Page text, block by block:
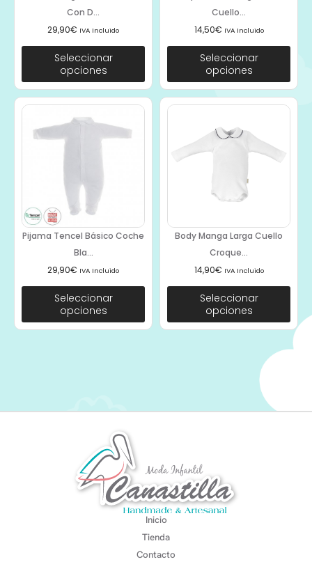
Con D...
29,90€ IVA Incluido
Seleccionar
opciones
Cuello...
14,50€ IVA Incluido
Seleccionar
opciones
Pijama Tencel Básico Coche
Bla...
29,90€ IVA Incluido
Seleccionar
opciones
Body Manga Larga Cuello
Croque...
14,90€ IVA Incluido
Seleccionar
opciones
Inicio
Tienda
Contacto